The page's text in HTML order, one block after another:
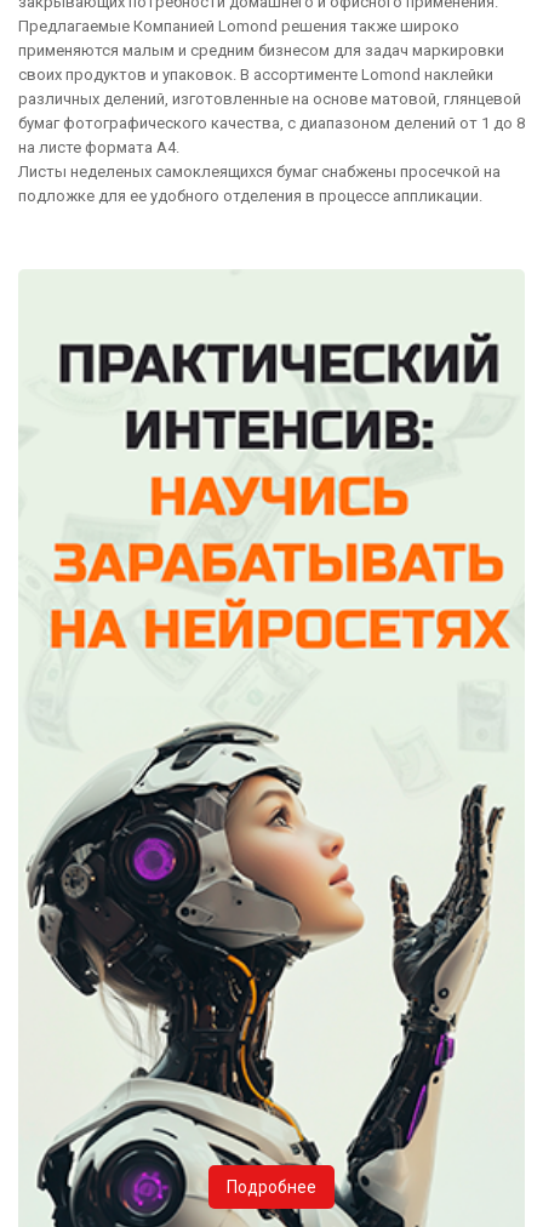
Предлагаемые Компанией Lomond решения также широко
применяются малым и средним бизнесом для задач маркировки
своих продуктов и упаковок. В ассортименте Lomond наклейки
различных делений, изготовленные на основе матовой, глянцевой
бумаг фотографического качества, с диапазоном делений от 1 до 8
на листе формата A4.
Листы неделеных самоклеящихся бумаг снабжены просечкой на
подложке для ее удобного отделения в процессе аппликации.
Подробнее